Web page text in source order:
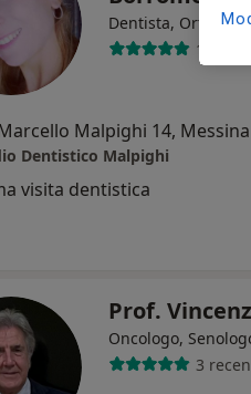
Dentista,
159
Malpighi 14, Messina
Dentistico Malpighi
visita dentistica
Prof.
Oncologo,
3